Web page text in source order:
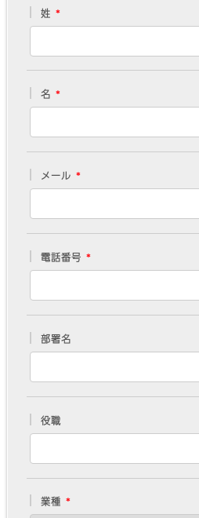
姓
名
メール
電話番号
部署名
役職
業種